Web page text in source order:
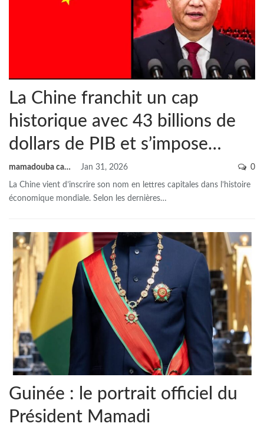
La Chine franchit un cap
historique avec 43 billions de
dollars de PIB et s’impose…
mamadouba camara Jan 31, 2026 0
La Chine vient d’inscrire son nom en lettres capitales dans l’histoire
économique mondiale. Selon les dernières…
Guinée : le portrait officiel du
Président Mamadi